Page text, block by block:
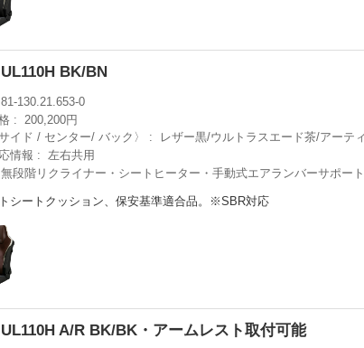
BK/BN
81-130.21.653-0
200,200円
イド / センター/ バック〉
レザー黒/ウルトラスエード茶/アーテ
情報
左右共用
無段階リクライナー・シートヒーター・手動式エアランバーサポー
シートクッション、保安基準適合品。※SBR対応
A/R BK/BK・アームレスト取付可能